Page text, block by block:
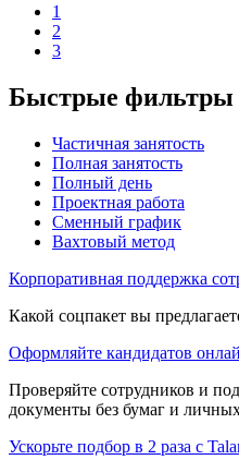
1
2
3
Быстрые фильтры
Частичная занятость
Полная занятость
Полный день
Проектная работа
Сменный график
Вахтовый метод
Корпоративная поддержка
Какой соцпакет вы
Оформляйте кандидатов
Проверяйте сотрудников и
документы без бумаг и
Ускорьте подбор в 2 раза с